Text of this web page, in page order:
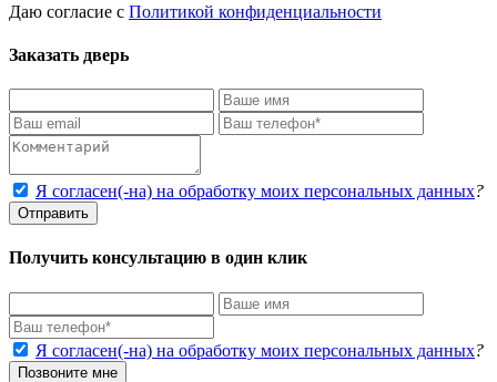
Даю согласие с Политикой конфиденциальности
Заказать дверь
Я согласен(-на) на обработку моих персональных данных?
Отправить
Получить консультацию в один клик
Я согласен(-на) на обработку моих персональных данных?
Позвоните мне